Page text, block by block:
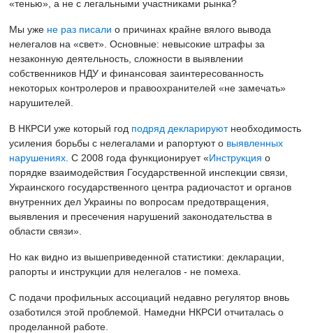
«тенью», а не с легальными участниками рынка?
Мы уже не раз писали о причинах крайне вялого вывода
нелегалов на «свет». Основные: невысокие штрафы за
незаконную деятельность, сложности в выявлении
собственников НДУ и финансовая заинтересованность
некоторых контролеров и правоохранителей «не замечать»
нарушителей.
В НКРСИ уже который год подряд декларируютнеобходимость
усиления борьбы с нелегалами и рапортуют о выявленных
нарушениях . С 2008 года функционирует «Инструкция о
порядке взаимодействия Государственной инспекции связи,
Украинского государственного центра радиочастот и органов
внутренних дел Украины по вопросам предотвращения,
выявления и пресечения нарушений законодательства в
области связи».
Но как видно из вышеприведенной статистики: декларации,
рапорты и инструкции для нелегалов - не помеха.
С подачи профильных ассоциаций недавно регулятор вновь
озаботился этой проблемой. Намедни НКРСИ отчиталась о
проделанной работе.